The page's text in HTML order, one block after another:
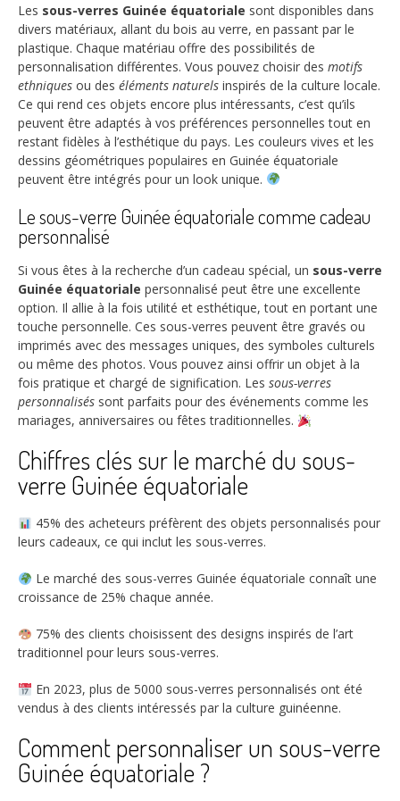
Les sous-verres Guinée équatoriale sont disponibles dans
divers matériaux, allant du bois au verre, en passant par le
plastique. Chaque matériau offre des possibilités de
personnalisation différentes. Vous pouvez choisir des motifs
ethniques ou des éléments naturels inspirés de la culture locale.
Ce qui rend ces objets encore plus intéressants, c’est qu’ils
peuvent être adaptés à vos préférences personnelles tout en
restant fidèles à l’esthétique du pays. Les couleurs vives et les
dessins géométriques populaires en Guinée équatoriale
peuvent être intégrés pour un look unique.
Le sous-verre Guinée équatoriale comme cadeau
personnalisé
Si vous êtes à la recherche d’un cadeau spécial, un sous-verre
Guinée équatoriale personnalisé peut être une excellente
option. Il allie à la fois utilité et esthétique, tout en portant une
touche personnelle. Ces sous-verres peuvent être gravés ou
imprimés avec des messages uniques, des symboles culturels
ou même des photos. Vous pouvez ainsi offrir un objet à la
fois pratique et chargé de signification. Les sous-verres
personnalisés sont parfaits pour des événements comme les
mariages, anniversaires ou fêtes traditionnelles.
Chiffres clés sur le marché du sous-
verre Guinée équatoriale
45% des acheteurs préfèrent des objets personnalisés pour
leurs cadeaux, ce qui inclut les sous-verres.
Le marché des sous-verres Guinée équatoriale connaît une
croissance de 25% chaque année.
75% des clients choisissent des designs inspirés de l’art
traditionnel pour leurs sous-verres.
En 2023, plus de 5000 sous-verres personnalisés ont été
vendus à des clients intéressés par la culture guinéenne.
Comment personnaliser un sous-verre
Guinée équatoriale ?